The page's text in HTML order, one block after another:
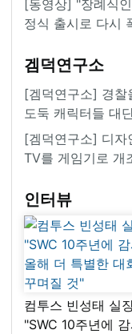
[동영상] "장례식
정식 출시로 다시
겜덕연구소
[겜덕연구소] 경찰
도둑 캐릭터들 대
[겜덕연구소] 디자
TV를 게임기로 개
인터뷰
컴투스 빈성태 실
"SWC 10주년에